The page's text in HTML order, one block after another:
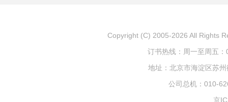
Copyright (C) 2005-2026 All Rights
订书热线：周一至周五
地址：北京市海淀区苏
公司总机：010-
京